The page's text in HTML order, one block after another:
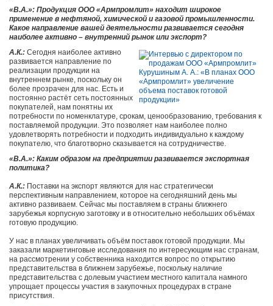
«В.А.»: Продукция ООО «Армпромлит» находит широкое
применение в нефтяной, химической и газовой промышленности.
Какое направление вашей деятельности развивается сегодня
наиболее активно – внутренний рынок или экспорт?
А.К.: Сегодня наиболее активно
развивается направление по
реализации продукции на
внутреннем рынке, поскольку он
более прозрачен для нас. Есть и
постоянно растёт сеть постоянных
покупателей, нам понятны их
потребности по номенклатуре, срокам, ценообразованию, требования к
поставляемой продукции. Это позволяет нам наиболее полно
удовлетворять потребности и подходить индивидуально к каждому
покупателю, что благотворно сказывается на сотрудничестве.
«В.А.»: Каким образом на предприятии развивается экспортная
политика?
А.К.: Поставки на экспорт являются для нас стратегически
перспективным направлением, которое на сегодняшний день мы
активно развиваем. Сейчас мы поставляем в страны ближнего
зарубежья корпусную заготовку и в относительно небольших объёмах
готовую продукцию.
У нас в планах увеличивать объём поставок готовой продукции. Мы
заказали маркетинговые исследования по интересующим нас странам,
на рассмотрении у собственника находится вопрос по открытию
представительства в ближнем зарубежье, поскольку наличие
представительства с долевым участием местного капитала намного
упрощает процессы участия в закупочных процедурах в стране
присутствия.